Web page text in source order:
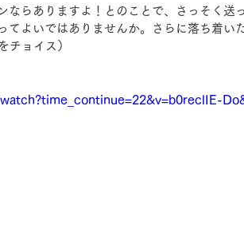
ならありますよ！とのことで、さっそく送
てよいではありませんか。さらに落ち着い
チョイス）